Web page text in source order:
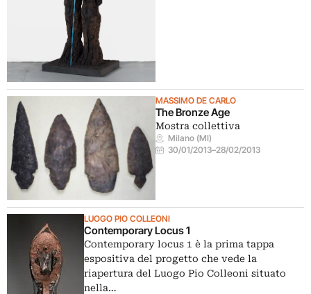
MASSIMO DE CARLO
The Bronze Age
Mostra collettiva
Milano (MI)
30/01/2013–28/02/2013
LUOGO PIO COLLEONI
Contemporary Locus 1
Contemporary locus 1 è la prima tappa
espositiva del progetto che vede la
riapertura del Luogo Pio Colleoni situato
nella…